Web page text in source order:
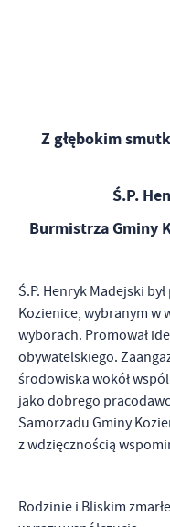
Z głębokim
Ś.P.
Burmistrza Gminy
Ś.P. Henryk Madejski
Kozienice, wybranym w
wyborach. Promował
obywatelskiego.
środowiska wokół
jako dobrego
Samorzadu Gminy
z wdzięcznością
Rodzinie i Bliskim